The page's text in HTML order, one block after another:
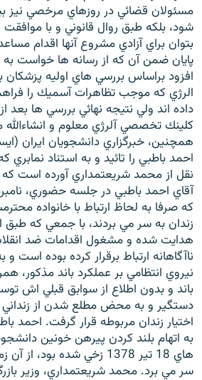
مسئولان قضائي در روزهاي مرخصي
شود، بلكه طبق روال قانوني و با
بتوان براي آزادي مشروع آنها اقدام
پايان ضمن آن كه از رسانه ها خواست به
افزود براساس بررسي هاي اوليه پزشكان
الرژي كه موجب تظاهرات آسميك را
داده اند ولي نتيجه نهائي بررسي ها بعد
كلينك تخصصي آلرژي معلوم و
همچنين، خبرگزاري دانشجويان ايران
احمد باطبي را تائيد و به استناد نمابري
نقل از محمد شريعتمداري آورده است
آقاي احمد باطبي در جلسه حضوري،
كه صرفا به لحاظ ارتباط با خانواده
زندان به سر مي بردند، با جمعي كه طبق
هدايت شده و مشغول اقدامات ضد
ناآگاهانه ارتباط برقرار كرده بوده است
نيروي انتظامي بر عملكرد باند مذكور،
باند و بدون اطلاع از سوابق قبلي اش
دستگير و به محض مطلع شدن از زنداني
اختيار زندان مربوطه قرار گرفت. احمد
به اتهام بلند كردن پيرهن خونين
هاي 18 تير 1378 زخي شده
سر مي برد. محمد شريعتمداري، وزير